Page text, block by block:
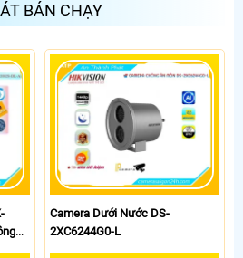
BÁN CHẠY
Camera Dưới Nước DS-
2XC6244G0-L